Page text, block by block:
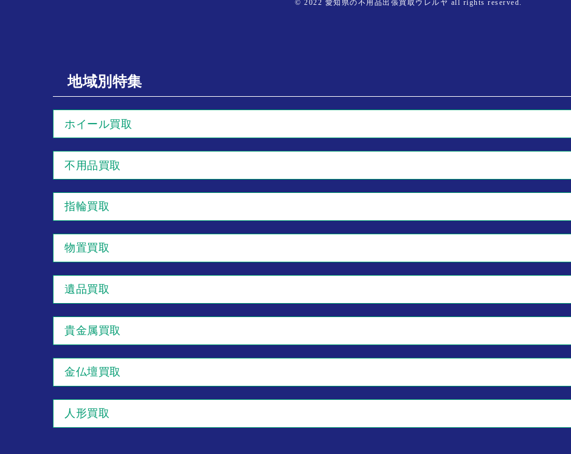
© 2022 愛知県の不用品出張買取ウレルヤ all rights reserved.
地域別特集
ホイール買取
不用品買取
指輪買取
物置買取
遺品買取
貴金属買取
金仏壇買取
人形買取